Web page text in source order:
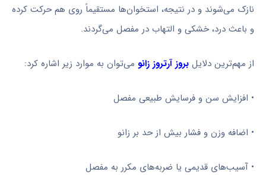
نازک می‌شوند و در نتیجه، استخوان‌ها مستقیماً روی هم حرکت کرده
و باعث درد، خشکی و التهاب در مفصل می‌گردند.
از مهم‌ترین دلایل بروز آرتروز زانو می‌توان به موارد زیر اشاره کرد:
• افزایش سن و فرسایش طبیعی مفصل
• اضافه وزن و فشار بیش از حد بر زانو
• آسیب‌های قدیمی یا ضربه‌های مکرر به مفصل